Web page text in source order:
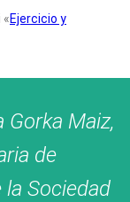
«Ejercicio y
Gorka Maiz,
de
la Sociedad